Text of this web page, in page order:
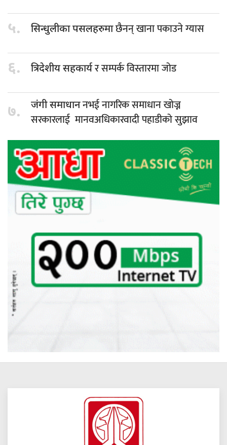
५. सिन्धुलीका पसलहरुमाछैनन् खाना पकाउने ग्यास
६. त्रिदेशीय सहकार्यर सम्पर्क विस्तारमा जोड
७. जंगी समाधाननभई नागरिक समाधान खोज्न
सरकारलाई मानवअधिकारवादी पहाडीको सुझाव